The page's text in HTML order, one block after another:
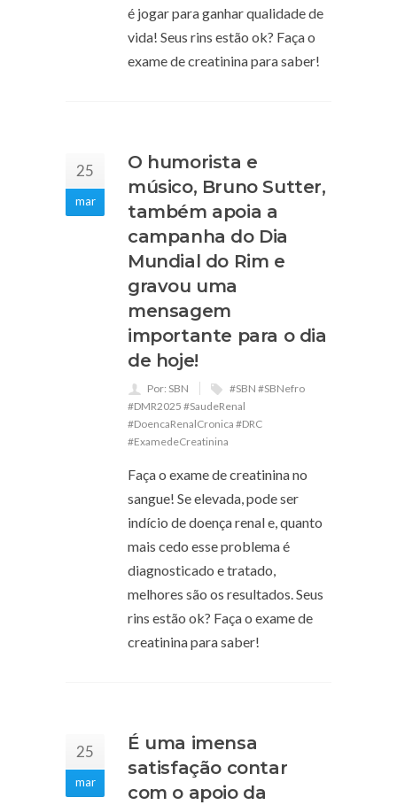
é jogar para ganhar qualidade de
vida! Seus rins estão ok? Faça o
exame de creatinina para saber!
25
mar
O humorista e
músico, Bruno Sutter,
também apoia a
campanha do Dia
Mundial do Rim e
gravou uma
mensagem
importante para o dia
de hoje!
Por: SBN
#SBN #SBNefro
#DMR2025 #SaudeRenal
#DoencaRenalCronica #DRC
#ExamedeCreatinina
Faça o exame de creatinina no
sangue! Se elevada, pode ser
indício de doença renal e, quanto
mais cedo esse problema é
diagnosticado e tratado,
melhores são os resultados. Seus
rins estão ok? Faça o exame de
creatinina para saber!
25
mar
É uma imensa
satisfação contar
com o apoio da